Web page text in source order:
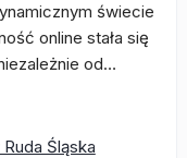
świecie
online stała się
od…
Śląska